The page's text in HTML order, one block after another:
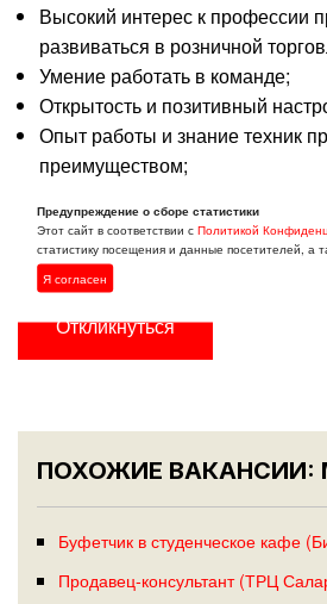
Высокий интерес к профессии
развиваться в розничной
Умение работать в команде;
Открытость и позитивный
Опыт работы и знание техник
преимуществом;
обучаемость, энергичность.
Ждем Ваше резюме!
Откликнуться
ПОХОЖИЕ ВАКАНСИИ:
Буфетчик в студенческое кафе
Продавец-консультант (ТРЦ
Предупреждение о сборе статистики
Этот сайт в соответствии сПолитикой
статистику посещения и данные посетителей, а
Я согласен